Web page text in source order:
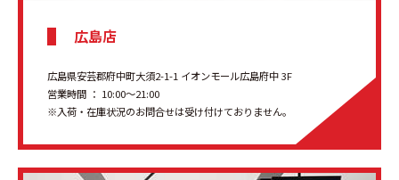
広島店
広島県安芸郡府中町大須2-1-1 イオンモール広島府中 3F
営業時間 ： 10:00〜21:00
※入荷・在庫状況のお問合せは受け付けておりません。